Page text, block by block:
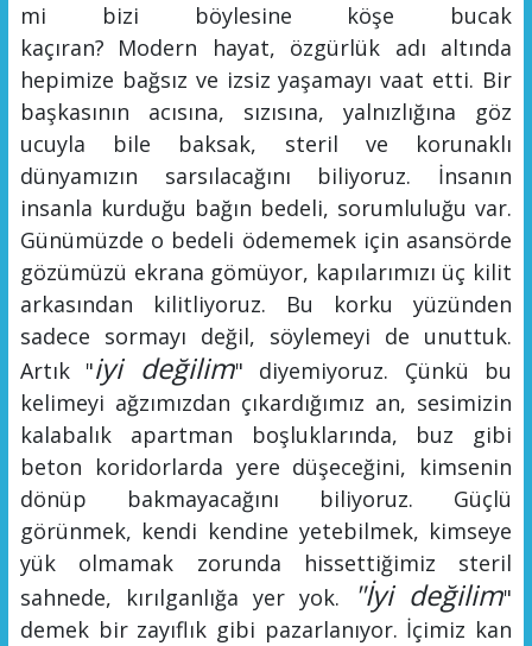
mi bizi böylesine köşe bucak
kaçıran? Modern hayat, özgürlük adı altında
hepimize bağsız ve izsiz yaşamayı vaat etti. Bir
başkasının acısına, sızısına, yalnızlığına göz
ucuyla bile baksak, steril ve korunaklı
dünyamızın sarsılacağını biliyoruz. İnsanın
insanla kurduğu bağın bedeli, sorumluluğu var.
Günümüzde o bedeli ödememek için asansörde
gözümüzü ekrana gömüyor, kapılarımızı üç kilit
arkasından kilitliyoruz.
Bu korku yüzünden
sadece sormayı değil, söylemeyi de unuttuk.
Artık "iyi değilim" diyemiyoruz. Çünkü bu
kelimeyi ağzımızdan çıkardığımız an, sesimizin
kalabalık apartman boşluklarında, buz gibi
beton koridorlarda yere düşeceğini, kimsenin
dönüp bakmayacağını biliyoruz. Güçlü
görünmek, kendi kendine yetebilmek, kimseye
yük olmamak zorunda hissettiğimiz steril
sahnede, kırılganlığa yer yok.
"İyi değilim"
demek bir zayıflık gibi pazarlanıyor. İçimiz kan